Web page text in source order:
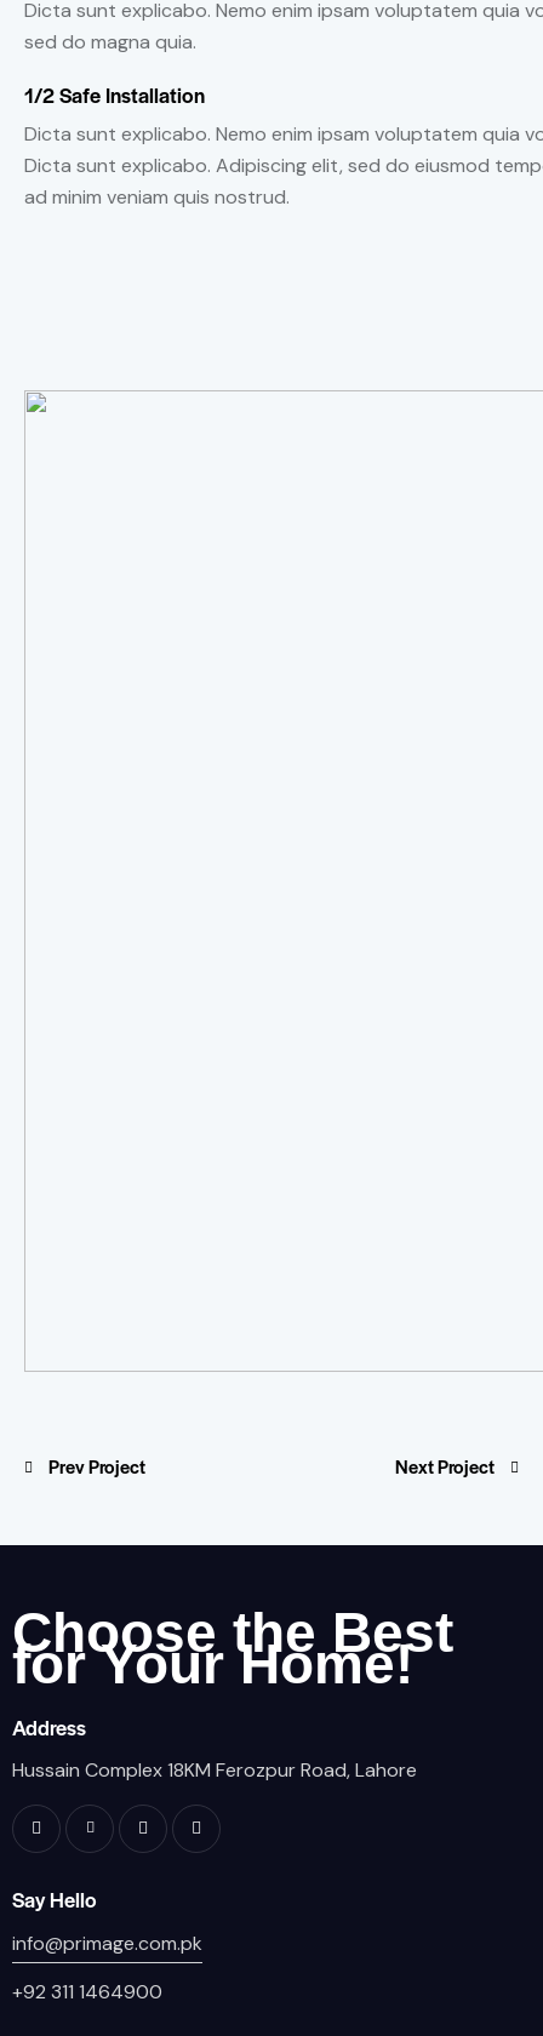
Dicta sunt explicabo. Nemo enim ipsam voluptatem
sed do magna quia.
1/2 Safe Installation
Dicta sunt explicabo. Nemo enim ipsam voluptatem quia
Dicta sunt explicabo. Adipiscing elit, sed do eiusmod
ad minim veniam quis nostrud.
Prev Project Next Project
Choose the Best
for Your Home!
Address
Hussain Complex 18KM Ferozpur Road, Lahore
Say Hello
info@primage.com.pk
+92 311 1464900